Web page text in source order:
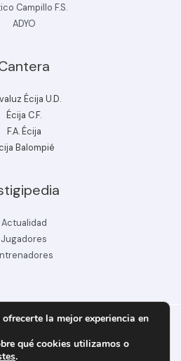
Campillo F.S.
ADYO
Écija U.D.
Écija C.F.
F.A. Écija
Balompié
Actualidad
Jugadores
ecijabpeinfo.com
la mejor experiencia en
qué cookies utilizamos o
.